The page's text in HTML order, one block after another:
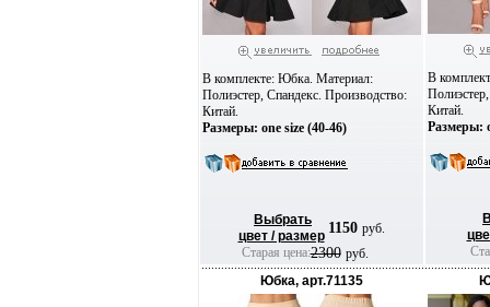
В комплекте: Юбка. Материал:
Полиэстер, Спандекс. Производство:
Китай.
Размеры: one size (40-46)
Выбрать
цвет / размер 1150 руб.
Старая цена:2300 руб.
В
Китай.
Размеры:
Юбка, арт.71135